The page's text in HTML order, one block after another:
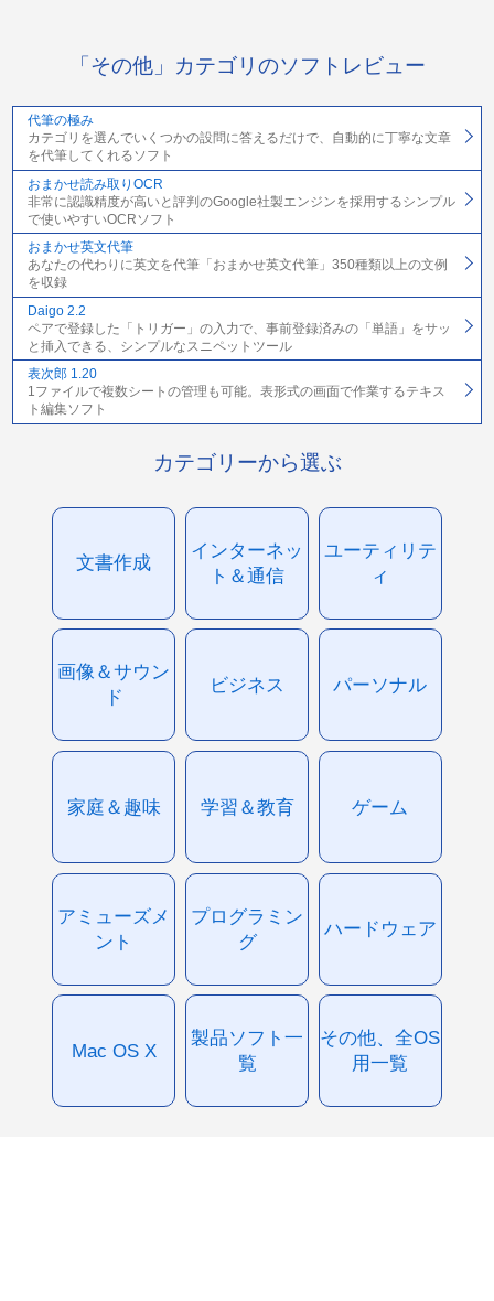
「その他」カテゴリのソフトレビュー
代筆の極み
カテゴリを選んでいくつかの設問に答えるだけで、自動的に丁寧な文章
を代筆してくれるソフト
おまかせ読み取りOCR
非常に認識精度が高いと評判のGoogle社製エンジンを採用するシンプル
で使いやすいOCRソフト
おまかせ英文代筆
あなたの代わりに英文を代筆「おまかせ英文代筆」350種類以上の文例
を収録
Daigo 2.2
ペアで登録した「トリガー」の入力で、事前登録済みの「単語」をサッ
と挿入できる、シンプルなスニペットツール
表次郎 1.20
1ファイルで複数シートの管理も可能。表形式の画面で作業するテキス
ト編集ソフト
カテゴリーから選ぶ
文書作成
インターネッ
ト＆通信
ユーティリテ
ィ
画像＆サウン
ド
ビジネス パーソナル
家庭＆趣味 学習＆教育 ゲーム
アミューズメ
ント
プログラミン
グ
ハードウェア
Mac OS X
製品ソフト一
覧
その他、全OS
用一覧